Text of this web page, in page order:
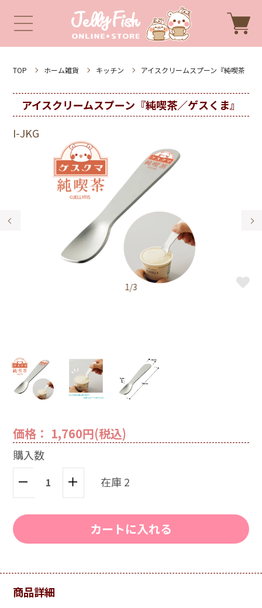
TOP ホーム雑貨 キッチン アイスクリームスプーン『純喫茶
アイスクリームスプーン『純喫茶／ゲスくま』
I-JKG
1/3
価格： 1,760円(税込)
購入数
在庫 2
カートに入れる
商品詳細